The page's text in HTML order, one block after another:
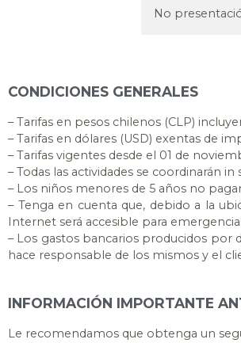
No
CONDICIONES GENERALES
– Tarifas en pesos chilenos (CLP)
– Tarifas en dólares (USD) exentas de
– Tarifas vigentes desde el 01 de
– Todas las actividades se coordinarán
– Los niños menores de 5 años no
– Tenga en cuenta que, debido a la
Internet será accesible para
– Los gastos bancarios producidos por
hace responsable de los mismos y el
INFORMACIÓN IMPORTANTE
Le recomendamos que obtenga un